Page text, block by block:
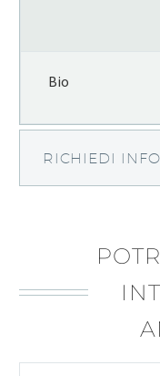
Bio
RICHIEDI